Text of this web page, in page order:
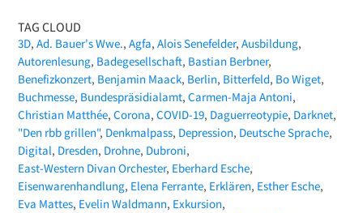
TAG CLOUD
3D Ad. Bauer's Wwe. Agfa Alois Senefelder Ausbildung
Autorenlesung Badegesellschaft Bastian Berbner
Benefizkonzert Benjamin Maack Berlin Bitterfeld Bo Wiget
Buchmesse Bundespräsidialamt Carmen-Maja Antoni
Christian Matthée Corona COVID-19 Daguerreotypie Darknet
"Den rbb grillen" Denkmalpass Depression Deutsche Sprache
Digital Dresden Drohne Dubroni
East-Western Divan Orchester Eberhard Esche
Eisenwarenhandlung Elena Ferrante Erklären Esther Esche
Eva Mattes Evelin Waldmann Exkursion